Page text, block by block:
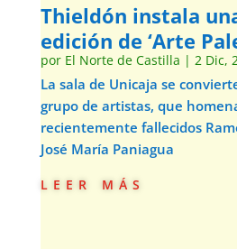
Thieldón instala
edición de ‘Arte
por El Norte de Castilla | 2 Dic,
La sala de Unicaja se
grupo de artistas, que
recientemente fallecidos
José María Paniagua
leer más